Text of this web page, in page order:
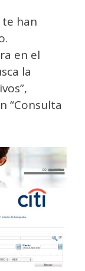
han
en el
la
“Consulta